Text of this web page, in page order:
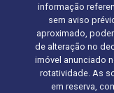
informação
sem aviso
aproximado,
de alteração no
imóvel anunciado
rotatividade. As
em reserva,